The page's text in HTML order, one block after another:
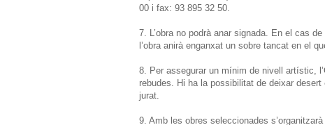
00 i fax: 93 895 32 50.
7. L’obra no podrà anar signada. En el cas
l’obra anirà enganxat un sobre tancat en el
8. Per assegurar un mínim de nivell artístic,
rebudes. Hi ha la possibilitat de deixar
jurat.
9. Amb les obres seleccionades